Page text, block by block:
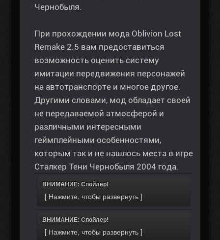
Чернобыля.
При прохождении мода Oblivion Lost
Remake 2.5 вам предоставиться
возможность оценить систему
имитации передвижения персонажей
на автотранспорте и многое другое.
Другими словами, мод обладает своей
не передаваемой атмосферой и
различными интересными
геймплейными особенностями,
которым так и не нашлось места в игре
Сталкер Тени Чернобыля 2004 года.
ВНИМАНИЕ: Спойлер!
ВНИМАНИЕ: Спойлер!